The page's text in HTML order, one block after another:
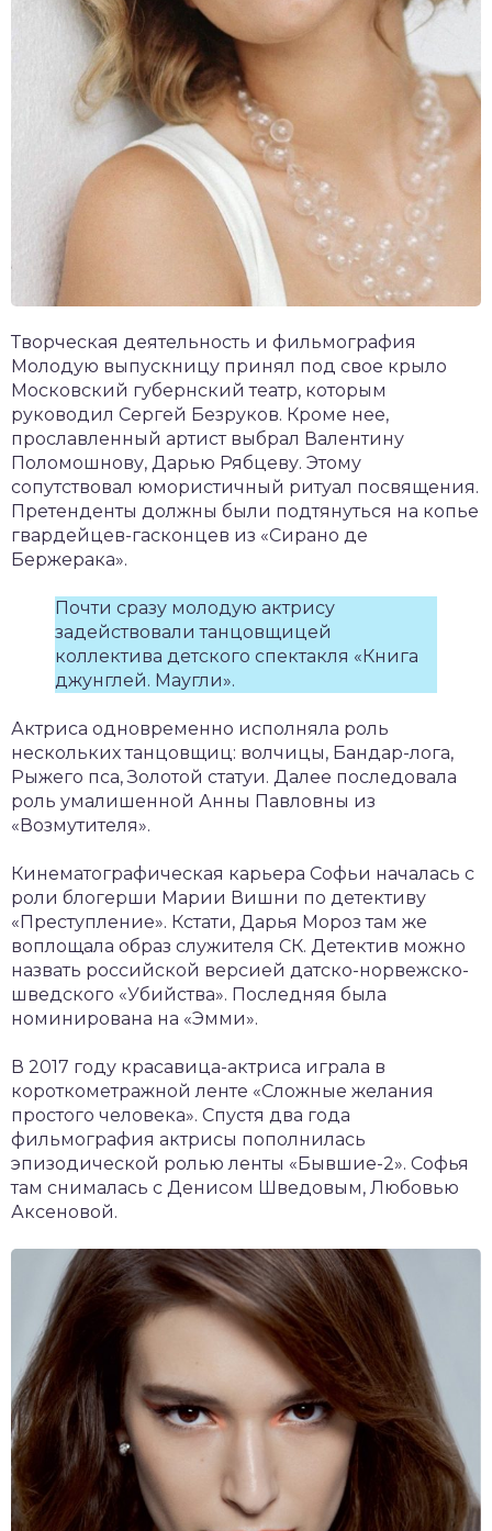
Творческая деятельность и фильмография
Молодую выпускницу принял под свое крыло
Московский губернский театр, которым
руководил Сергей Безруков. Кроме нее,
прославленный артист выбрал Валентину
Поломошнову, Дарью Рябцеву. Этому
сопутствовал юмористичный ритуал посвящения.
Претенденты должны были подтянуться на копье
гвардейцев-гасконцев из «Сирано де
Бержерака».
Почти сразу молодую актрису
задействовали танцовщицей
коллектива детского спектакля «Книга
джунглей. Маугли».
Актриса одновременно исполняла роль
нескольких танцовщиц: волчицы, Бандар-лога,
Рыжего пса, Золотой статуи. Далее последовала
роль умалишенной Анны Павловны из
«Возмутителя».
Кинематографическая карьера Софьи началась с
роли блогерши Марии Вишни по детективу
«Преступление». Кстати, Дарья Мороз там же
воплощала образ служителя СК. Детектив можно
назвать российской версией датско-норвежско-
шведского «Убийства». Последняя была
номинирована на «Эмми».
В 2017 году красавица-актриса играла в
короткометражной ленте «Сложные желания
простого человека». Спустя два года
фильмография актрисы пополнилась
эпизодической ролью ленты «Бывшие-2». Софья
там снималась с Денисом Шведовым, Любовью
Аксеновой.